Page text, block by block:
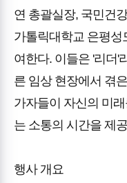
연 총괄실장, 국민건
가톨릭대학교 은평성
여한다. 이들은 '리더'
른 임상 현장에서 겪
가자들이 자신의 미
는 소통의 시간을 제
행사 개요